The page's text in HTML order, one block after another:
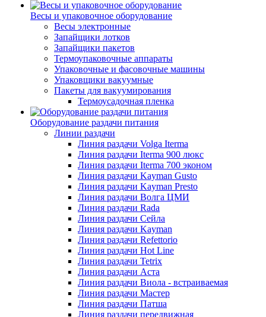
Весы и упаковочное оборудование
Весы электронные
Запайщики лотков
Запайщики пакетов
Термоупаковочные аппараты
Упаковочные и фасовочные машины
Упаковщики вакуумные
Пакеты для вакуумирования
Термоусадочная пленка
Оборудование раздачи питания
Линии раздачи
Линия раздачи Volga Iterma
Линия раздачи Iterma 900 люкс
Линия раздачи Iterma 700 эконом
Линия раздачи Kayman Gusto
Линия раздачи Kayman Presto
Линия раздачи Волга ЦМИ
Линия раздачи Rada
Линия раздачи Сейла
Линия раздачи Kayman
Линия раздачи Refettorio
Линия раздачи Hot Line
Линия раздачи Tetrix
Линия раздачи Аста
Линия раздачи Виола - встраиваемая
Линия раздачи Мастер
Линия раздачи Патша
Линия раздачи передвижная